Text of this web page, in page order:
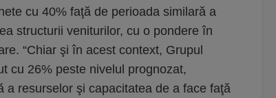
cu 40% faţă de perioada similară a
structurii veniturilor, cu o pondere în
“Chiar şi în acest context, Grupul
cu 26% peste nivelul prognozat,
a resurselor şi capacitatea de a face faţă